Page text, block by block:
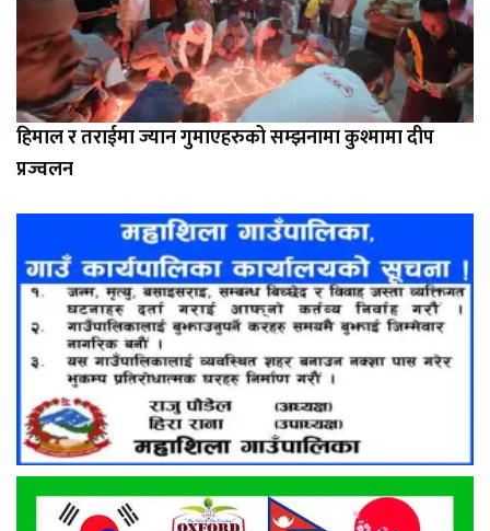
हिमाल र तराईमा ज्यान गुमाएहरुको सम्झनामा कुश्मामा दीप
प्रज्वलन